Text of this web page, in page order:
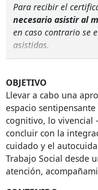
Para recibir el
necesario asistir al
en caso contrario se
asistidas.
OBJETIVO
Llevar a cabo una
espacio
cognitivo, lo vivencial
concluir con la
cuidado y el
Trabajo Social desde
atención,